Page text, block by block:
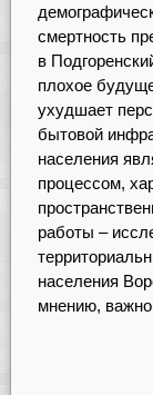
смертность
в
плохое
ухудшает
бытовой
населения
процессом,
работы –
населения
мнению,